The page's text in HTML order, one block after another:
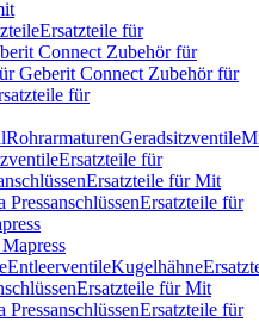
Ersatzteile für
Connect Zubehör für
Geberit Connect Zubehör für
für
RohrarmaturenGeradsitzventile
Ersatzteile für
Ersatzteile für Mit
Ersatzteile für
EntleerventileKugelhähne
Ersatzteile für Mit
Ersatzteile für